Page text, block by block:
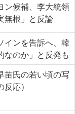
ン候補、李大統領
無根」と反論
インを告訴へ、韓
なのか」と反発も
苗氏の若い頃の写
応）